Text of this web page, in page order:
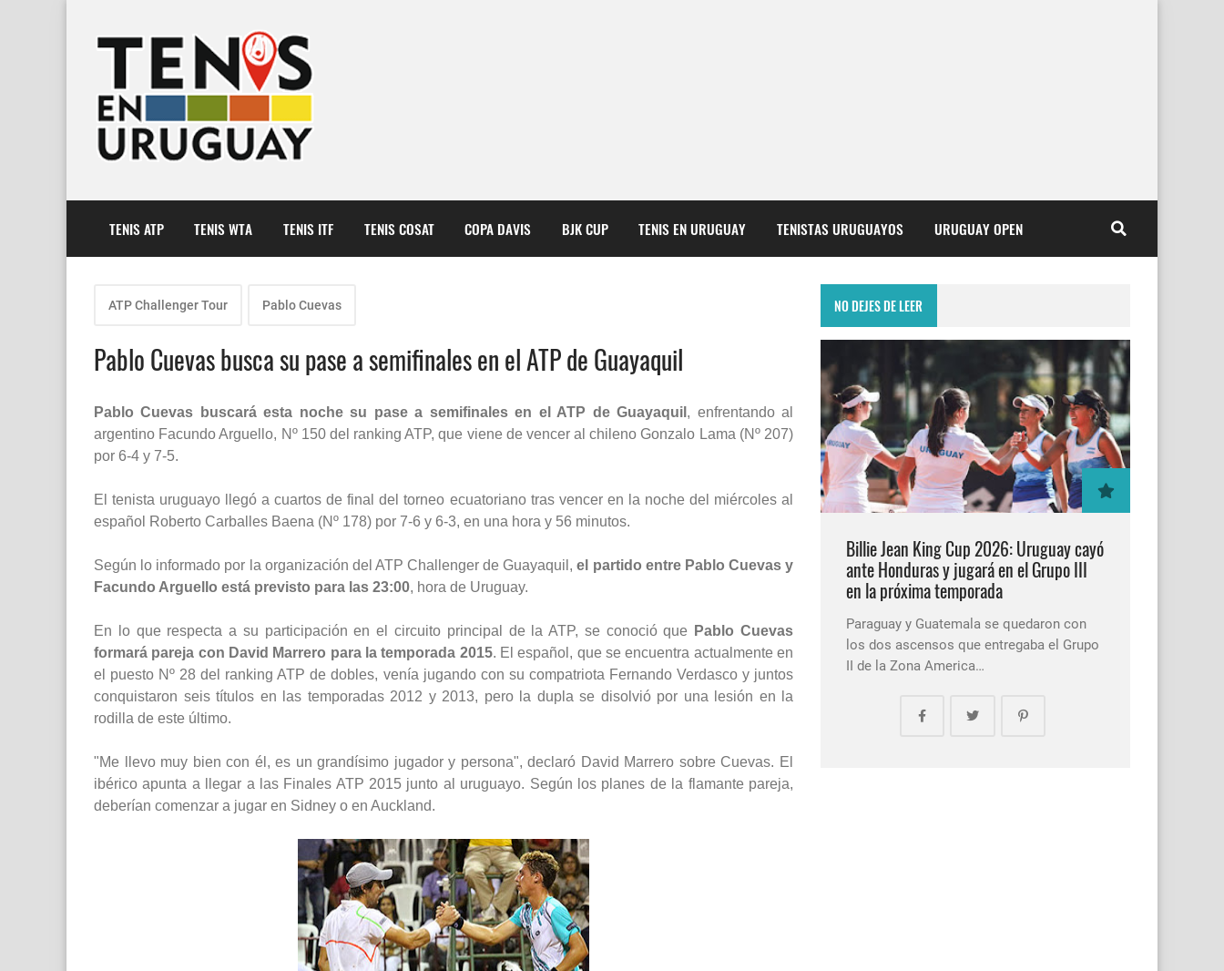
TENIS ATP TENIS WTA TENIS ITF TENIS COSAT COPA DAVIS BJK CUP TENIS EN URUGUAY TENISTAS URUGUAYOS URUGUAY OPEN
ATP Challenger Tour Pablo Cuevas
Pablo Cuevas busca su pase a semifinales en el ATP de Guayaquil
Pablo Cuevas buscará esta noche su pase a semifinales en el ATP de Guayaquil , enfrentando al
argentino Facundo Arguello, Nº 150 del ranking ATP, que viene de vencer al chileno Gonzalo Lama (Nº 207)
por 6-4 y 7-5.
El tenista uruguayo llegó a cuartos de final del torneo ecuatoriano tras vencer en la noche del miércoles al
español Roberto Carballes Baena (Nº 178) por 7-6 y 6-3, en una hora y 56 minutos.
Según lo informado por la organización del ATP Challenger de Guayaquil,el partido entre Pablo Cuevas y
Facundo Arguello está previsto para las 23:00, hora de Uruguay.
En lo que respecta a su participación en el circuito principal de la ATP, se conoció que
Pablo Cuevas
formará pareja con David Marrero para la temporada 2015. El español, que se encuentra actualmente en
el puesto Nº 28 del ranking ATP de dobles, venía jugando con su compatriota Fernando Verdasco y juntos
conquistaron seis títulos en las temporadas 2012 y 2013, pero la dupla se disolvió por una lesión en la
rodilla de este último.
"Me llevo muy bien con él, es un grandísimo jugador y persona", declaró David Marrero sobre Cuevas. El
ibérico apunta a llegar a las Finales ATP 2015 junto al uruguayo. Según los planes de la flamante pareja,
deberían comenzar a jugar en Sidney o en Auckland.
NO DEJES DE LEER
Billie Jean King Cup 2026: Uruguay cayó
ante Honduras y jugará en el Grupo III
en la próxima temporada
Paraguay y Guatemala se quedaron con
los dos ascensos que entregaba el Grupo
II de la Zona America…